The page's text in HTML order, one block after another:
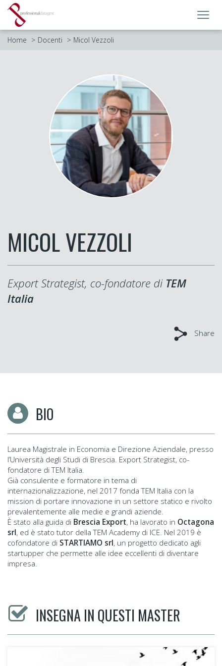
Home Docenti Micol Vezzoli
MICOL VEZZOLI
Export Strategist, co-fondatore di TEM
Italia
Share
BIO
Laurea Magistrale in Economia e Direzione Aziendale, presso
l’Università degli Studi di Brescia. Export Strategist, co-
fondatore di TEM Italia.
Già consulente e formatore in tema di
internazionalizzazione, nel 2017 fonda TEM Italia con la
mission di portare innovazione in un settore statico e rivolto
prevalentemente alle medie e grandi aziende.
È stato alla guida di Brescia Export, ha lavorato in Octagona
srl, ed è stato tutor della TEM Academy di ICE. Nel 2019 è
cofondatore di STARTIAMO srl, un progetto dedicato agli
startupper che permette alle idee eccellenti di diventare
impresa.
INSEGNA IN QUESTI MASTER